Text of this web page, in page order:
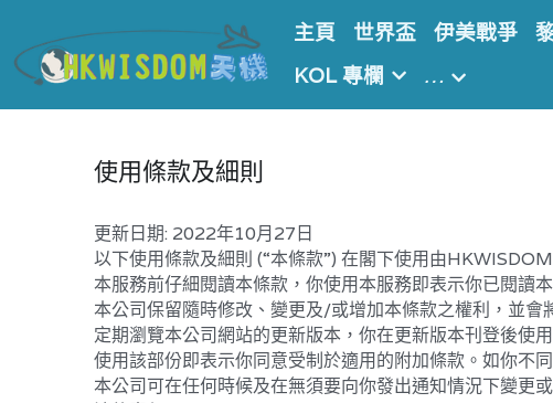
主頁 世界盃 伊美戰爭
以下使用條款及細則 (“本條款”) 在閣下使用由
本服務前仔細閱讀本條款，你使用本服務即表示你已閱讀
本公司保留隨時修改、變更及/或增加本條款之權利，並會
定期瀏覽本公司網站的更新版本，你在更新版本刊登後使
使用該部份即表示你同意受制於適用的附加條款。如你不
本公司可在任何時候及在無須要向你發出通知情況下變更
法律責任。